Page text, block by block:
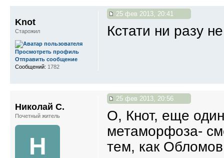
25 фев 2013, 20:41
Кстати ни разу
Knot
Старожил
Просмотреть профиль
Отправить сообщение
Сообщений: 1782
25 фев 2013, 20:56
О, Кнот, еще
метаморфоза-
тем, как
Николай С.
Почетный житель
Н